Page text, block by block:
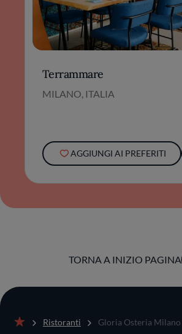
Terrammare
MILANO, ITALIA
AGGIUNGI AI PREFERITI
TORNA A INIZIO PAGINA
Ristoranti Gloria Osteria Milano